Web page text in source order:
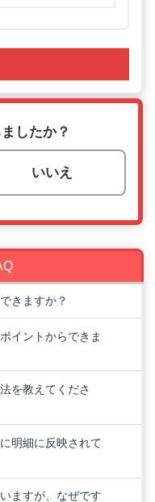
したか？
いいえ
きますか？
イントからできま
を教えてくださ
明細に反映されて
ますが、なぜです